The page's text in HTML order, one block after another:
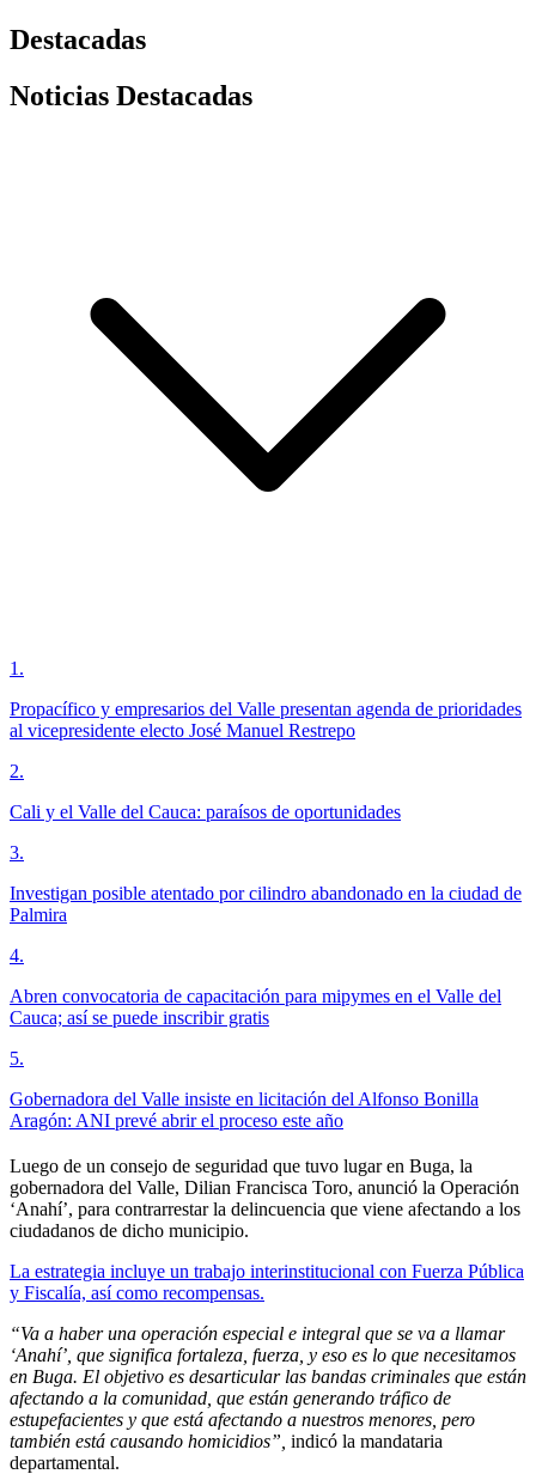
Destacadas
Noticias Destacadas
1 .
Propacífico y empresarios del Valle presentan agenda de prioridades
al vicepresidente electo José Manuel Restrepo
2.
Cali y el Valle del Cauca: paraísos de oportunidades
3.
Investigan posible atentado por cilindro abandonado en la ciudad de
Palmira
4.
Abren convocatoria de capacitación para mipymes en el Valle del
Cauca; así se puede inscribir gratis
5.
Gobernadora del Valle insiste en licitación del Alfonso Bonilla
Aragón: ANI prevé abrir el proceso este año
Luego de un consejo de seguridad que tuvo lugar en Buga, la
gobernadora del Valle, Dilian Francisca Toro, anunció la Operación
‘Anahí’, para contrarrestar la delincuencia que viene afectando a los
ciudadanos de dicho municipio.
La estrategia incluye un trabajo interinstitucional con Fuerza Pública
y Fiscalía, así como recompensas.
“Va a haber una operación especial e integral que se va a llamar
‘Anahí’, que significa fortaleza, fuerza, y eso es lo que necesitamos
en Buga. El objetivo es desarticular las bandas criminales que están
afectando a la comunidad, que están generando tráfico de
estupefacientes y que está afectando a nuestros menores, pero
también está causando homicidios”, indicó la mandataria
departamental.